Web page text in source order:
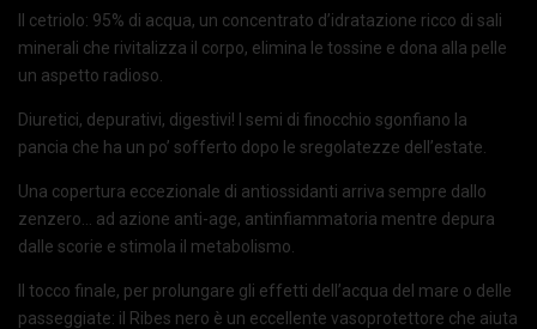
Il cetriolo: 95% di acqua, un concentrato d’idratazione ricco di sali
minerali che rivitalizza il corpo, elimina le tossine e dona alla pelle
un aspetto radioso.
Diuretici, depurativi, digestivi! I semi di finocchio sgonfiano la
pancia che ha un po’ sofferto dopo le sregolatezze dell’estate.
Una copertura eccezionale di antiossidanti arriva sempre dallo
zenzero… ad azione anti-age, antinfiammatoria mentre depura
dalle scorie e stimola il metabolismo.
Il tocco finale, per prolungare gli effetti dell’acqua del mare o delle
passeggiate: il Ribes nero è un eccellente vasoprotettore che aiuta